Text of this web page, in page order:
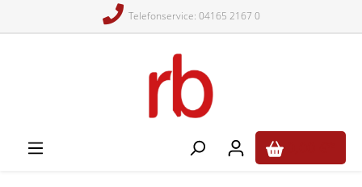
Telefonservice: 04165 2167 0